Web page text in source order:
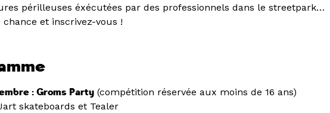
périlleuses éxécutées par des professionnels dans le streetpark…
et inscrivez-vous !
: Groms Party (compétition réservée aux moins de 16 ans)
skateboards et Tealer